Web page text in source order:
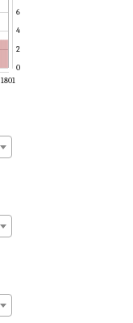
1801
0
2
4
6